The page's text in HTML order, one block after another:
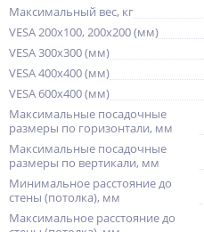
Максимальный вес, кг
VESA 200x100, 200x200 (мм)
VESA 300x300 (мм)
VESA 400x400 (мм)
VESA 600x400 (мм)
Максимальные посадочные
размеры по горизонтали, мм
Максимальные посадочные
размеры по вертикали, мм
Минимальное расстояние до
стены (потолка), мм
Максимальное расстояние до